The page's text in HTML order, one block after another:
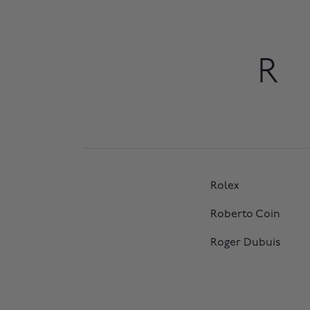
R
Rolex
Roberto Coin
Roger Dubuis